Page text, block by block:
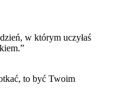
w którym uczyłaś
to być Twoim